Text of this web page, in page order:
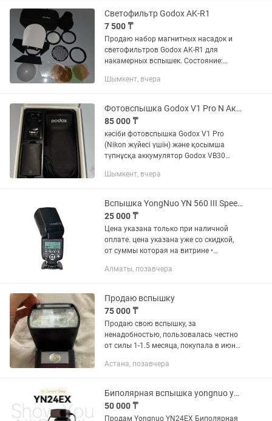
Светофильтр Godox AK-R1
7 500 ₸
Продаю набор магнитных насадок и
светофильтров Godox AK-R1 для
накамерных вспышек. Состояние:
рабочем состоянии. Комплект:
(сотовый...
Шымкент, вчера
Фотовспышка Godox V1 Pro N Аккумулятор Godox VB30
85 000 ₸
кәсіби фотовспышка Godox V1 Pro
(Nikon жүйесі үшін) және қосымша
түпнұсқа аккумулятор Godox VB30
жақсы, мінсіз атқарады. Лампасы
Шымкент, вчера
Вспышка YongNuo YN 560 III Speedlite Рассрочка Магазин Red Geek
25 000 ₸
Цена указана только при наличной
оплате. цена указана уже со скидкой,
от суммы которая на витрине •
Гарантия -30 дней • Вспышка YongNuo
Алматы, позавчера
Продаю вспышку
75 000 ₸
Продаю свою вспышку, за
ненадобностью, пользовалась честно
от силы 1-1.5 месяца, покупала в июне,
идеальном состоянии Я уже не
и...
Астана, позавчера
Биполярная вспышка yongnuo yn24ex
50 000 ₸
Продам Yongnuo YN24EX Биполярная